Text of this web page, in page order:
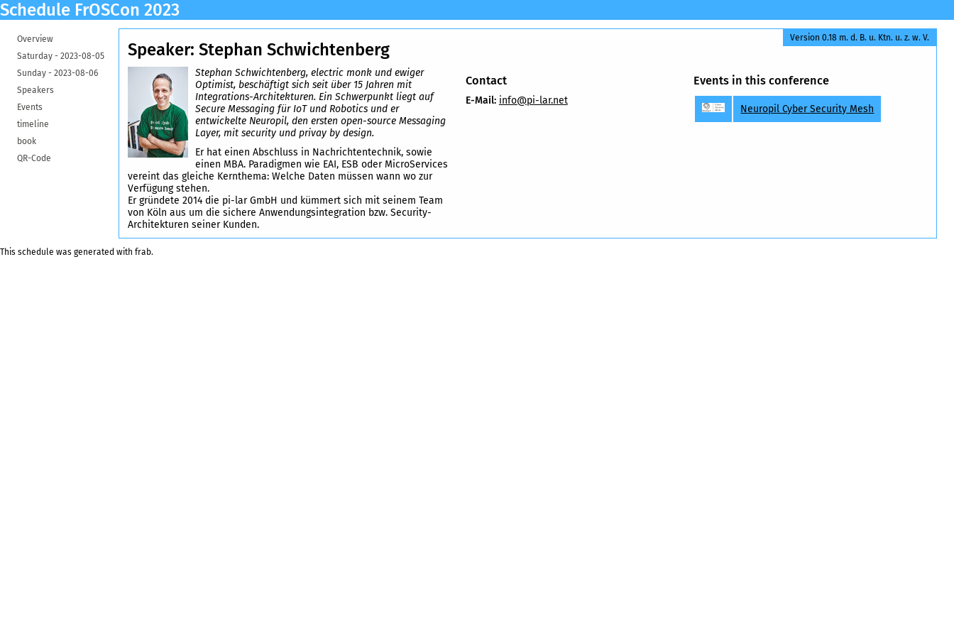
Schedule FrOSCon 2023
Overview
Saturday - 2023-08-05
Sunday - 2023-08-06
Speakers
Events
timeline
book
QR-Code
Version 0.18 m. d. B. u. Ktn. u. z. w. V.
Speaker: Stephan Schwichtenberg
Stephan Schwichtenberg, electric monk und ewiger
Optimist, beschäftigt sich seit über 15 Jahren mit
Integrations-Architekturen. Ein Schwerpunkt liegt auf
Secure Messaging für IoT und Robotics und er
entwickelte Neuropil, den ersten open-source Messaging
Layer, mit security und privay by design.
Er hat einen Abschluss in Nachrichtentechnik, sowie
einen MBA. Paradigmen wie EAI, ESB oder MicroServices
vereint das gleiche Kernthema: Welche Daten müssen wann wo zur
Verfügung stehen.
Er gründete 2014 die pi-lar GmbH und kümmert sich mit seinem Team
von Köln aus um die sichere Anwendungsintegration bzw. Security-
Architekturen seiner Kunden.
Contact
E-Mail: info@pi-lar.net
Events in this conference
Neuropil Cyber Security Mesh
This schedule was generated with frab.